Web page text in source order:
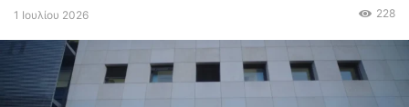
1 Ιουλίου 2026 228